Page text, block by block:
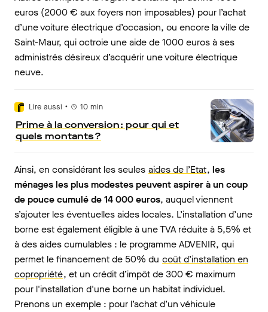
euros (2000 € aux foyers non imposables) pour l’achat
d’une voiture électrique d’occasion, ou encore la ville de
Saint-Maur, qui octroie une aide de 1000 euros à ses
administrés désireux d’acquérir une voiture électrique
neuve.
Lire aussi • 10 min
Prime à la conversion : pour qui et
quels montants ?
Ainsi, en considérant les seules aides de l’Etat, les
ménages les plus modestes peuvent aspirer à un coup
de pouce cumulé de 14 000 euros, auquel viennent
s’ajouter les éventuelles aides locales. L’installation d’une
borne est également éligible à une TVA réduite à 5,5% et
à des aides cumulables : le programme ADVENIR, qui
permet le financement de 50% du coût d’installation en
copropriété, et un crédit d’impôt de 300 € maximum
pour l'installation d'une borne un habitat individuel.
Prenons un exemple : pour l’achat d’un véhicule